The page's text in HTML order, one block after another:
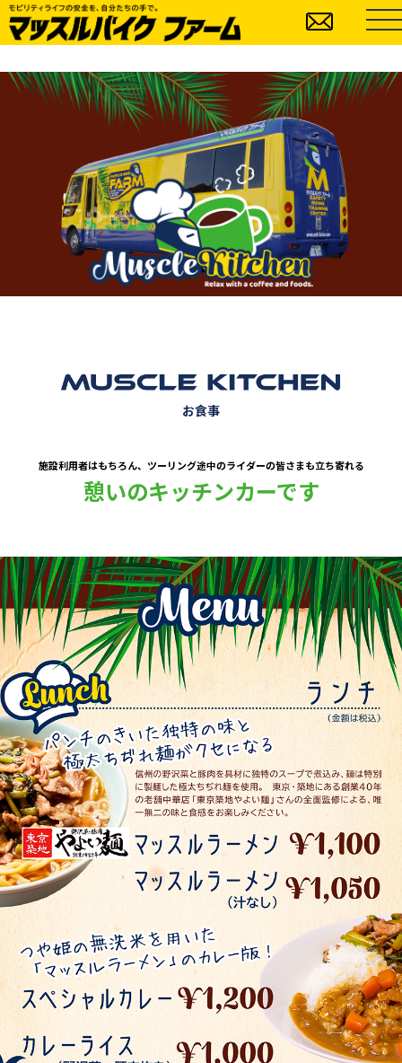
お食事
施設利用者はもちろん、ツーリング途中のライダーの皆さまも立ち寄れる
憩いのキッチンカーです